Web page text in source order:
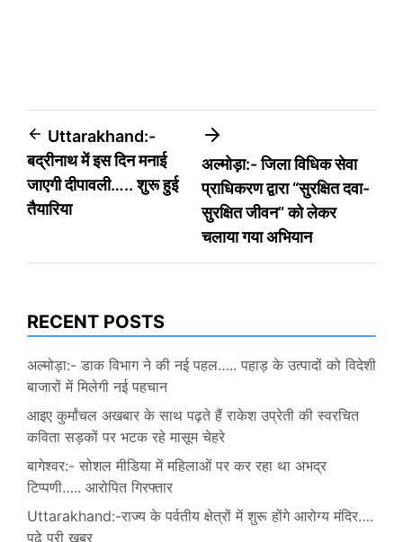
Post
navigation
Uttarakhand:-
बद्रीनाथ में इस दिन मनाई
जाएगी दीपावली….. शुरू हुई
तैयारिया
अल्मोड़ा:- जिला विधिक सेवा
प्राधिकरण द्वारा “सुरक्षित दवा-
सुरक्षित जीवन” को लेकर
चलाया गया अभियान
RECENT POSTS
अल्मोड़ा:- डाक विभाग ने की नई पहल….. पहाड़ के उत्पादों को विदेशी
बाजारों में मिलेगी नई पहचान
आइए कुर्मांचल अखबार के साथ पढ़ते हैं राकेश उप्रेती की स्वरचित
कविता सड़कों पर भटक रहे मासूम चेहरे
बागेश्वर:- सोशल मीडिया में महिलाओं पर कर रहा था अभद्र
टिप्पणी….. आरोपित गिरफ्तार
Uttarakhand:-राज्य के पर्वतीय क्षेत्रों में शुरू होंगे आरोग्य मंदिर….
पढ़े पूरी खबर